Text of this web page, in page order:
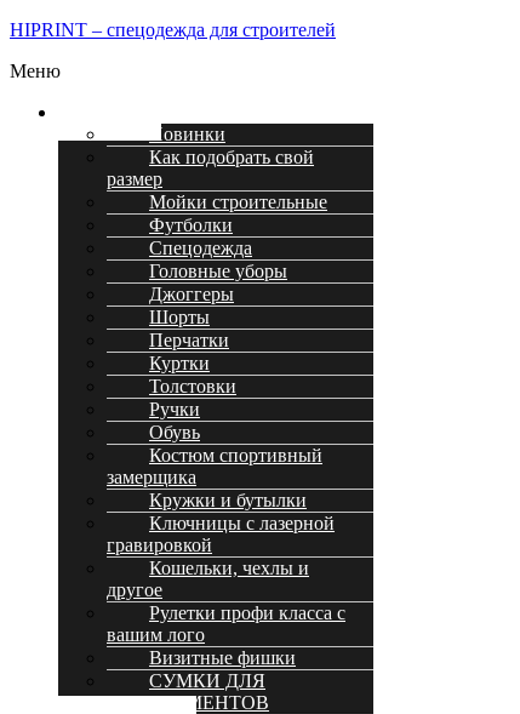
HIPRINT – спецодежда для строителей
Меню
Новинки
Как подобрать свой
размер
Мойки строительные
Футболки
Спецодежда
Головные уборы
Джоггеры
Шорты
Перчатки
Куртки
Толстовки
Ручки
Обувь
Костюм спортивный
замерщика
Кружки и бутылки
Ключницы с лазерной
гравировкой
Кошельки, чехлы и
другое
Рулетки профи класса с
вашим лого
Визитные фишки
СУМКИ ДЛЯ
ИНСТРУМЕНТОВ